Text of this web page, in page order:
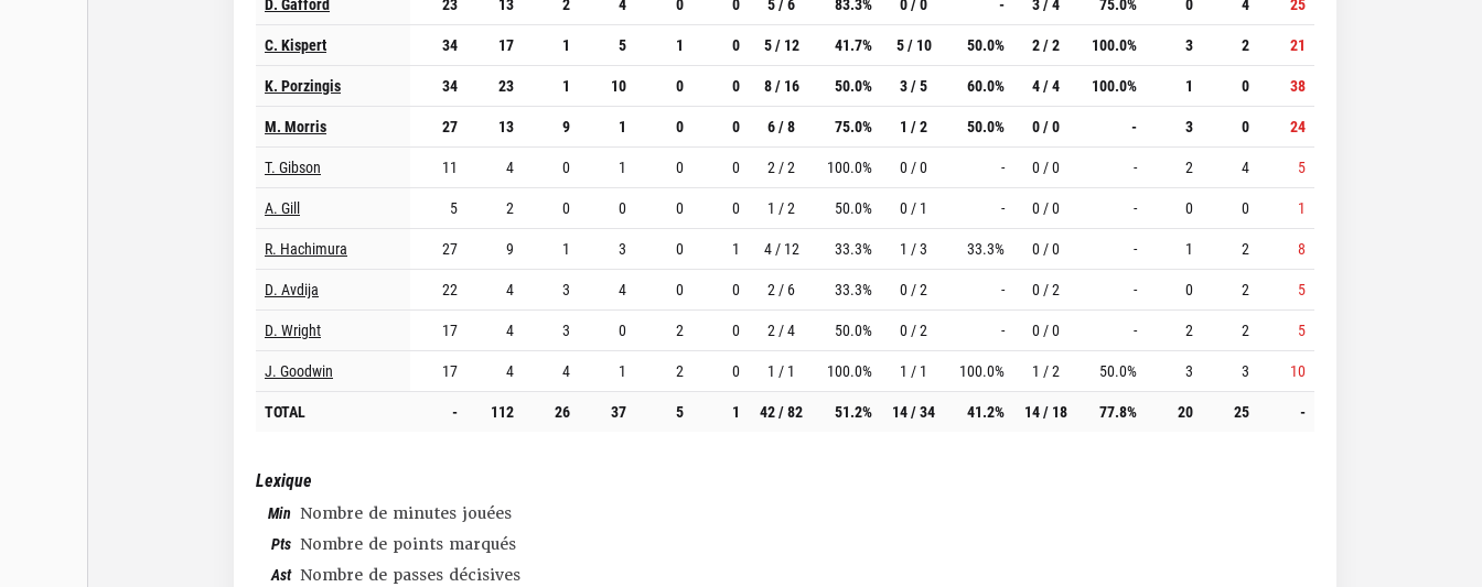
C. Kispert
34 17 1 5 1 0 5 / 12 41.7% 5 / 10 50.0% 2 / 2 100.0% 3 2
21
K. Porzingis
34 23 1 10 0 0 8 / 16 50.0% 3 / 5 60.0% 4 / 4 100.0% 1 0
38
M. Morris
27 13 9 1 0 0 6 / 8 75.0% 1 / 2 50.0% 0 / 0 - 3 0
24
T. Gibson
11 4 0 1 0 0 2 / 2 100.0% 0 / 0 - 0 / 0 - 2 4
5
A. Gill
5 2 0 0 0 0 1 / 2 50.0% 0 / 1 - 0 / 0 - 0 0
1
R. Hachimura
27 9 1 3 0 1 4 / 12 33.3% 1 / 3 33.3% 0 / 0 - 1 2
8
D. Avdija
22 4 3 4 0 0 2 / 6 33.3% 0 / 2 - 0 / 2 - 0 2
5
D. Wright
17 4 3 0 2 0 2 / 4 50.0% 0 / 2 - 0 / 0 - 2 2
5
J. Goodwin
17 4 4 1 2 0 1 / 1 100.0% 1 / 1 100.0% 1 / 2 50.0% 3 3
10
TOTAL
- 112 26 37 5 1 42 / 82 51.2% 14 / 34 41.2% 14 / 18 77.8% 20 25 -
Lexique
Min Nombre de minutes jouées
Pts Nombre de points marqués
Ast Nombre de passes décisives